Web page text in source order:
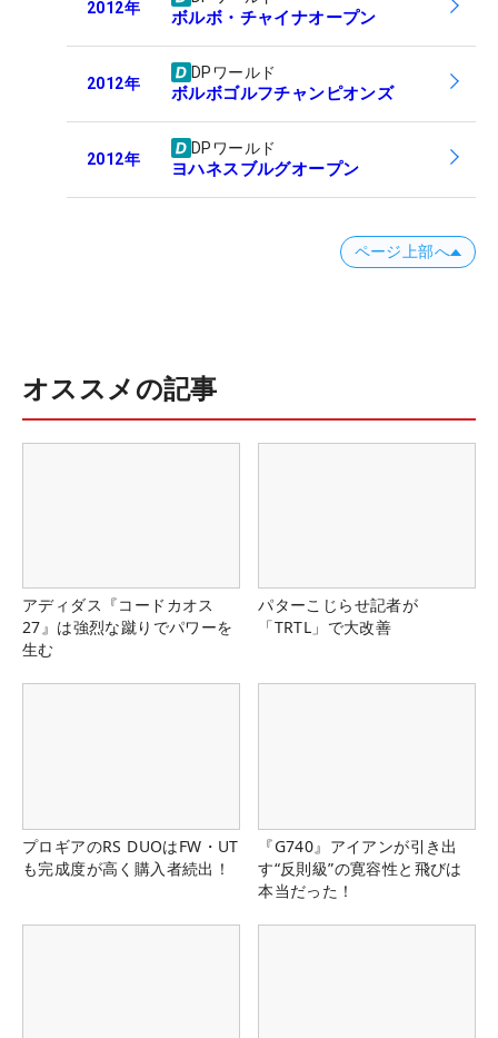
2012年 ボルボ・チャイナオープン
2012年
DPワールド
ボルボゴルフチャンピオンズ
2012年
DPワールド
ヨハネスブルグオープン
ページ上部へ
オススメの記事
アディダス『コードカオス
27』は強烈な蹴りでパワーを
生む
パターこじらせ記者が
「TRTL」で大改善
プロギアのRS DUOはFW・UT
も完成度が高く購入者続出！
『G740』アイアンが引き出
す“反則級”の寛容性と飛びは
本当だった！